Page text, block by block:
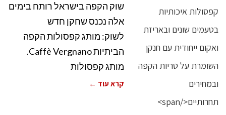
שוק הקפה בישראל רותח בימים
אלה נכנס שחקן חדש
לשוק: מותג קפסולות הקפה
הביתיות Caffè Vergnano.
מותג קפסולות
קרא עוד ←